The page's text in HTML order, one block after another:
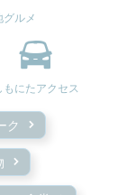
グルメ
もにたアクセス
ク